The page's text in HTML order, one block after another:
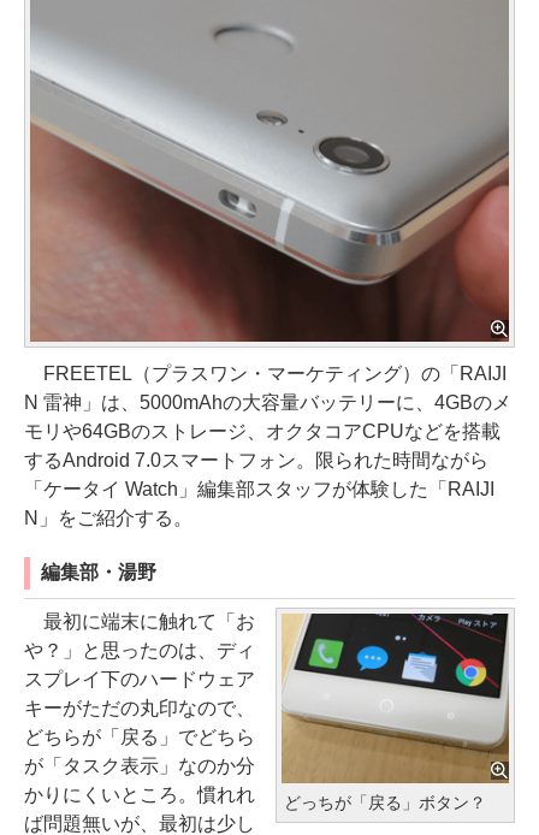
FREETEL（プラスワン・マーケティング）の「RAIJI
N 雷神」は、5000mAhの大容量バッテリーに、4GBのメ
モリや64GBのストレージ、オクタコアCPUなどを搭載
するAndroid 7.0スマートフォン。限られた時間ながら
「ケータイ Watch」編集部スタッフが体験した「RAIJI
N」をご紹介する。
編集部・湯野
どっちが「戻る」ボタン？
最初に端末に触れて「お
や？」と思ったのは、ディ
スプレイ下のハードウェア
キーがただの丸印なので、
どちらが「戻る」でどちら
が「タスク表示」なのか分
かりにくいところ。慣れれ
ば問題無いが、最初は少し